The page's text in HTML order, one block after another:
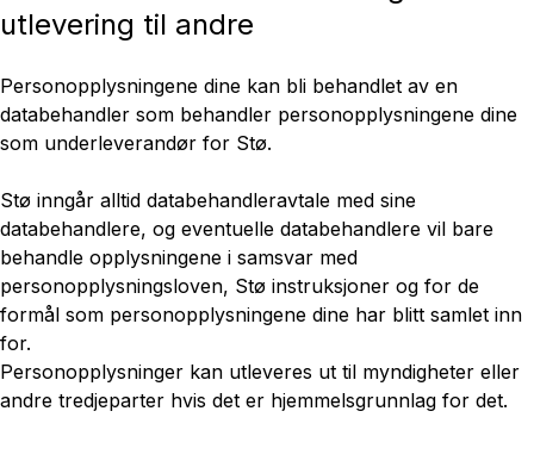
utlevering til andre
Personopplysningene dine kan bli behandlet av en
databehandler som behandler personopplysningene dine
som underleverandør for Stø.
Stø inngår alltid databehandleravtale med sine
databehandlere, og eventuelle databehandlere vil bare
behandle opplysningene i samsvar med
personopplysningsloven, Stø instruksjoner og for de
formål som personopplysningene dine har blitt samlet inn
for.
Personopplysninger kan utleveres ut til myndigheter eller
andre tredjeparter hvis det er hjemmelsgrunnlag for det.